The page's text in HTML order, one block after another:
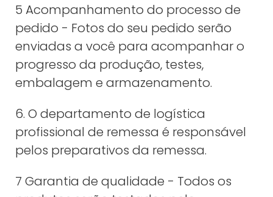
5 Acompanhamento do processo de
pedido - Fotos do seu pedido serão
enviadas a você para acompanhar o
progresso da produção, testes,
embalagem e armazenamento.
6. O departamento de logística
profissional de remessa é responsável
pelos preparativos da remessa.
7 Garantia de qualidade - Todos os